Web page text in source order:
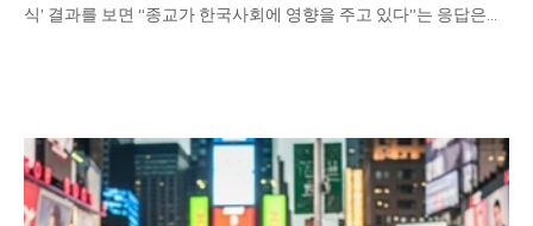
식’ 결과를 보면 “종교가 한국사회에 영향을 주고 있다”는 응답은
“종교의 영향력이 증가하고 있다”고 답한 이들일수록 종교갈등을
둘러싼 우려가 컸다. 종교의 영향력이 커질수록 대중은 이를 사회 통
합보단 갈등의 기제로 인식하고 있는 것이다. 국민들은 종교가 정치
적 개입보다는 돌봄에 집중해주길 기대하는 것으로 나타났다. 성직